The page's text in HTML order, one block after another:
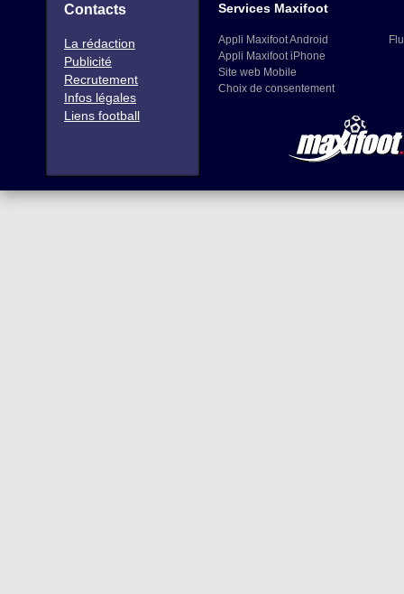
Contacts
La rédaction
Publicité
Recrutement
Infos légales
Liens football
Services Maxifoot
Appli Maxifoot Android
Appli Maxifoot iPhone
Site web Mobile
Choix de consentement